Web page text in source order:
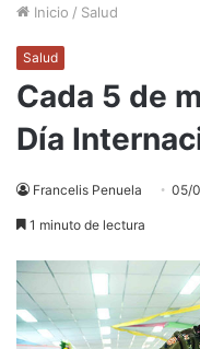
Inicio / Salud
Salud
Cada 5 de
Día
Francelis Penuela 05/
1 minuto de lectura